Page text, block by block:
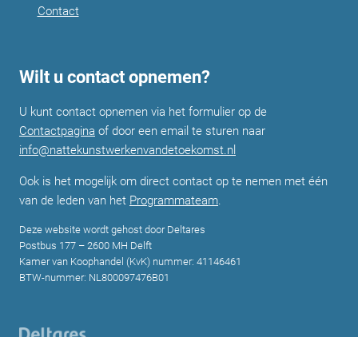
Contact
Wilt u contact opnemen?
U kunt contact opnemen via het formulier op de
Contactpagina of door een email te sturen naar
info@nattekunstwerkenvandetoekomst.nl
Ook is het mogelijk om direct contact op te nemen met één
van de leden van het Programmateam.
Deze website wordt gehost door Deltares
Postbus 177 – 2600 MH Delft
Kamer van Koophandel (KvK) nummer: 41146461
BTW-nummer: NL800097476B01